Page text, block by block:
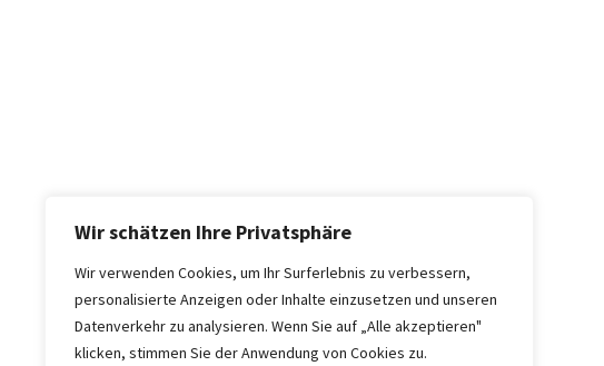
Wir schätzen Ihre Privatsphäre
Wir verwenden Cookies, um Ihr Surferlebnis zu verbessern,
personalisierte Anzeigen oder Inhalte einzusetzen und unseren
Datenverkehr zu analysieren. Wenn Sie auf „Alle akzeptieren"
klicken, stimmen Sie der Anwendung von Cookies zu.